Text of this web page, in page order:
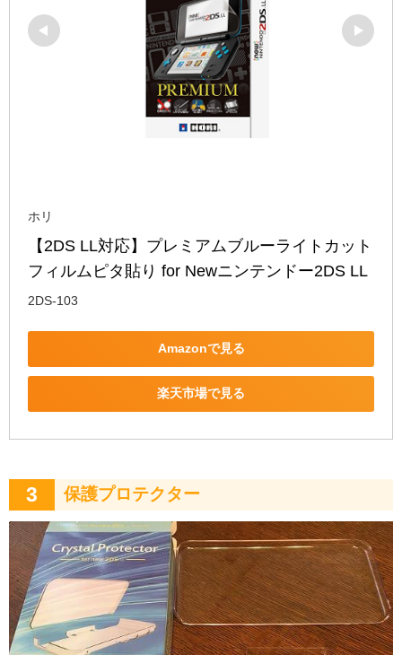
ホリ
【2DS LL対応】プレミアムブルーライトカット
フィルムピタ貼り for Newニンテンドー2DS LL
2DS-103
Amazonで見る
楽天市場で見る
3 保護プロテクター